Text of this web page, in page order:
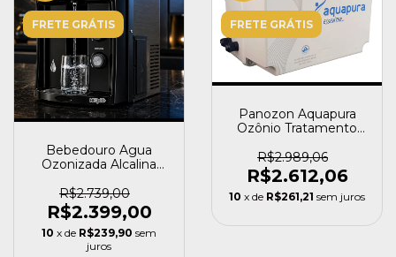
FRETE GRÁTIS
Bebedouro Agua
Ozonizada Alcalina
R$2.739,00
R$2.399,00
10 x de R$239,90 sem
juros
FRETE GRÁTIS
Panozon Aquapura
Ozônio Tratamento
Litros
R$2.989,06
R$2.612,06
10 x de R$261,21 sem juros